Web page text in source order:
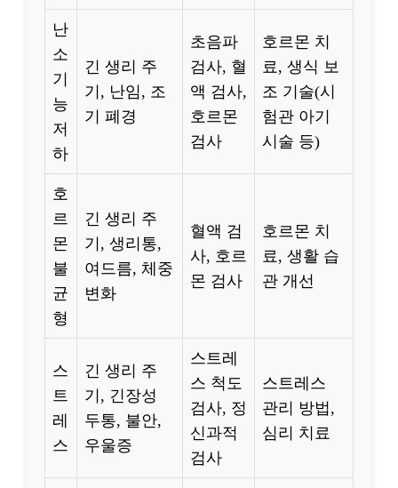
난
소
기
능
저
하
긴 생리 주
기, 난임, 조
기 폐경
초음파
검사, 혈
액 검사,
호르몬
검사
호르몬 치
료, 생식 보
조 기술(시
험관 아기
시술 등)
호
르
몬
불
균
형
긴 생리 주
기, 생리통,
여드름, 체중
변화
혈액 검
사, 호르
몬 검사
호르몬 치
료, 생활 습
관 개선
스
트
레
스
긴 생리 주
기, 긴장성
두통, 불안,
우울증
스트레
스 척도
검사, 정
신과적
검사
스트레스
관리 방법,
심리 치료